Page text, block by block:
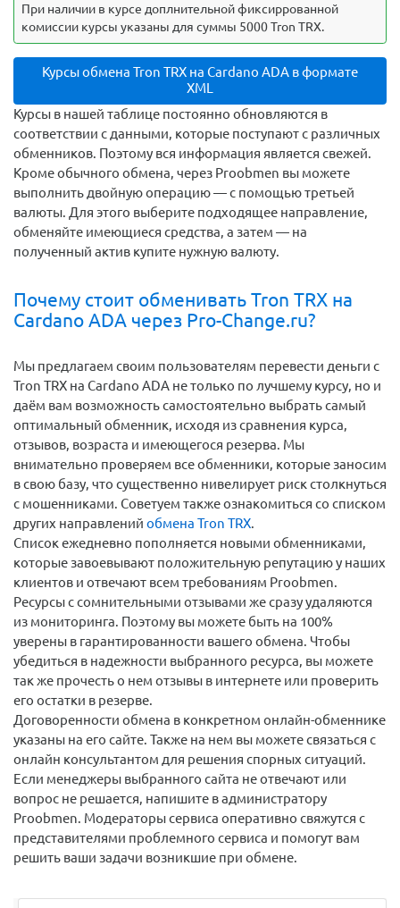
При наличии в курсе доплнительной фиксиррованной
комиссии курсы указаны для суммы 5000 Tron TRX.
Курсы обмена Tron TRX на Cardano ADA в формате
XML
Курсы в нашей таблице постоянно обновляются в
соответствии с данными, которые поступают с различных
обменников. Поэтому вся информация является свежей.
Кроме обычного обмена, через Proobmen вы можете
выполнить двойную операцию — с помощью третьей
валюты. Для этого выберите подходящее направление,
обменяйте имеющиеся средства, а затем — на
полученный актив купите нужную валюту.
Почему стоит обменивать Tron TRX на
Cardano ADA через Pro-Change.ru?
Мы предлагаем своим пользователям перевести деньги c
Tron TRX на Cardano ADA не только по лучшему курсу, но и
даём вам возможность самостоятельно выбрать самый
оптимальный обменник, исходя из сравнения курса,
отзывов, возраста и имеющегося резерва. Мы
внимательно проверяем все обменники, которые заносим
в свою базу, что существенно нивелирует риск столкнуться
с мошенниками. Советуем также ознакомиться со списком
других направлений обмена Tron TRX.
Список ежедневно пополняется новыми обменниками,
которые завоевывают положительную репутацию у наших
клиентов и отвечают всем требованиям Proobmen.
Ресурсы с сомнительными отзывами же сразу удаляются
из мониторинга. Поэтому вы можете быть на 100%
уверены в гарантированности вашего обмена. Чтобы
убедиться в надежности выбранного ресурса, вы можете
так же прочесть о нем отзывы в интернете или проверить
его остатки в резерве.
Договоренности обмена в конкретном онлайн-обменнике
указаны на его сайте. Также на нем вы можете связаться с
онлайн консультантом для решения спорных ситуаций.
Если менеджеры выбранного сайта не отвечают или
вопрос не решается, напишите в администратору
Proobmen. Модераторы сервиса оперативно свяжутся с
представителями проблемного сервиса и помогут вам
решить ваши задачи возникшие при обмене.